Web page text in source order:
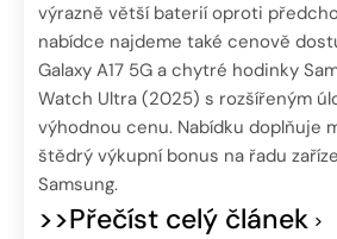
výrazně větší baterií oproti
nabídce najdeme také cenově
Galaxy A17 5G a chytré hodinky
Watch Ultra (2025) s rozšířeným
výhodnou cenu. Nabídku doplňuje
štědrý výkupní bonus na řadu
Samsung.
>>Přečíst celý článek